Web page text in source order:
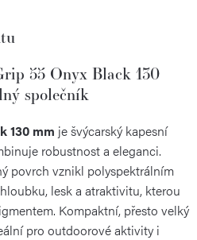
55 Onyx Black 130
společník
130 mm je švýcarský kapesní
robustnost a eleganci.
povrch vznikl polyspektrálním
lesk a atraktivitu, kterou
Kompaktní, přesto velký
pro outdoorové aktivity i